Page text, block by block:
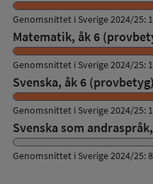
Genomsnittet i Sverige 2024/25:
Matematik, åk 6
Genomsnittet i Sverige 2024/25:
Svenska, åk 6 (provbetyg)
Genomsnittet i Sverige 2024/25:
Svenska som
Genomsnittet i Sverige 2024/25: